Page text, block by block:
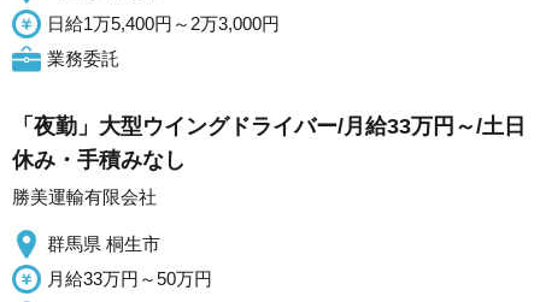
日給1万5,400円～2万3,000円
業務委託
「夜勤」大型ウイングドライバー/月給33万円～/土日
休み・手積みなし
勝美運輸有限会社
群馬県 桐生市
月給33万円～50万円